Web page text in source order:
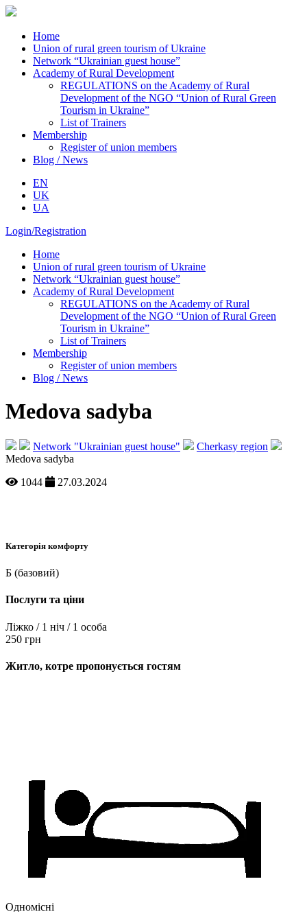
Home
Union of rural green tourism of Ukraine
Network “Ukrainian guest house”
Academy of Rural Development
REGULATIONS on the Academy of Rural
Development of the NGO “Union of Rural Green
Tourism in Ukraine”
List of Trainers
Membership
Register of union members
Blog / News
EN
UK
UA
Login/Registration
Home
Union of rural green tourism of Ukraine
Network “Ukrainian guest house”
Academy of Rural Development
REGULATIONS on the Academy of Rural
Development of the NGO “Union of Rural Green
Tourism in Ukraine”
List of Trainers
Membership
Register of union members
Blog / News
Medova sadyba
Network "Ukrainian guest house"
Cherkasy region
Medova sadyba
1044
27.03.2024
Категорія комфорту
Б (базовий)
Послуги та ціни
Ліжко / 1 ніч / 1 особа
250 грн
Житло, котре пропонується гостям
Одномісні